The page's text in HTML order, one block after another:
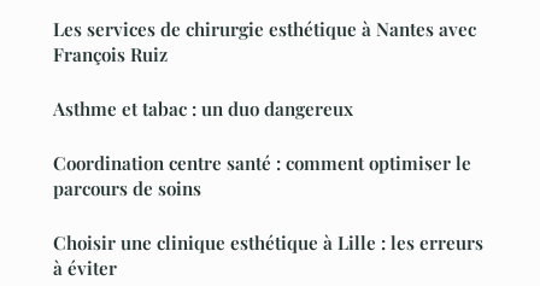
Les services de chirurgie esthétique à Nantes avec
François Ruiz
Asthme et tabac : un duo dangereux
Coordination centre santé : comment optimiser le
parcours de soins
Choisir une clinique esthétique à Lille : les erreurs
à éviter